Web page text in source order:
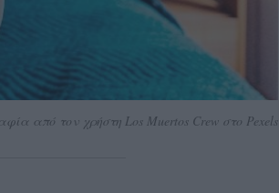
από τον χρήστη Los Muertos Crew στο Pexels